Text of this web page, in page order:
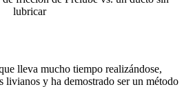
lleva mucho tiempo realizándose,
livianos y ha demostrado ser un método